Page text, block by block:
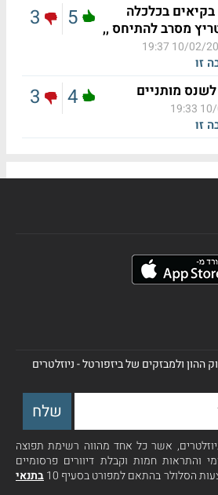
בקיאים בכלכלה
מסרב להתיחס ,,
10/02/2024
זו
5
3
מותניים
10/
זו
4
3
ההון ולמבזקים של ביזפורטל - ניוזלטרים
אשר כל אחד מהווה רשימת תפוצה
והתראות חמות וקבלת דיוורים פרסומיים
הסלולר בהתאם למפורט בסעיף 10
בתנאי